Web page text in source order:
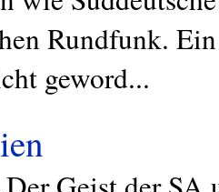
Rundfunk.
geword...